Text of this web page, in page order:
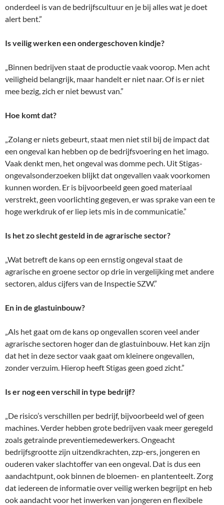
onderdeel is van de bedrijfscultuur en je bij alles wat je doet
alert bent.”
Is veilig werken een ondergeschoven kindje?
„Binnen bedrijven staat de productie vaak voorop. Men acht
veiligheid belangrijk, maar handelt er niet naar. Of is er niet
mee bezig, zich er niet bewust van.”
Hoe komt dat?
„Zolang er niets gebeurt, staat men niet stil bij de impact dat
een ongeval kan hebben op de bedrijfsvoering en het imago.
Vaak denkt men, het ongeval was domme pech. Uit Stigas-
ongevalsonderzoeken blijkt dat ongevallen vaak voorkomen
kunnen worden. Er is bijvoorbeeld geen goed materiaal
verstrekt, geen voorlichting gegeven, er was sprake van een te
hoge werkdruk of er liep iets mis in de communicatie.”
Is het zo slecht gesteld in de agrarische sector?
„Wat betreft de kans op een ernstig ongeval staat de
agrarische en groene sector op drie in vergelijking met andere
sectoren, aldus cijfers van de Inspectie SZW.”
En in de glastuinbouw?
„Als het gaat om de kans op ongevallen scoren veel ander
agrarische sectoren hoger dan de glastuinbouw. Het kan zijn
dat het in deze sector vaak gaat om kleinere ongevallen,
zonder verzuim. Hierop heeft Stigas geen goed zicht.”
Is er nog een verschil in type bedrijf?
„De risico’s verschillen per bedrijf, bijvoorbeeld wel of geen
machines. Verder hebben grote bedrijven vaak meer geregeld
zoals getrainde preventiemedewerkers. Ongeacht
bedrijfsgrootte zijn uitzendkrachten, zzp-ers, jongeren en
ouderen vaker slachtoffer van een ongeval. Dat is dus een
aandachtpunt, ook binnen de bloemen- en plantenteelt. Zorg
dat iedereen de informatie over veilig werken begrijpt en heb
ook aandacht voor het inwerken van jongeren en flexibele